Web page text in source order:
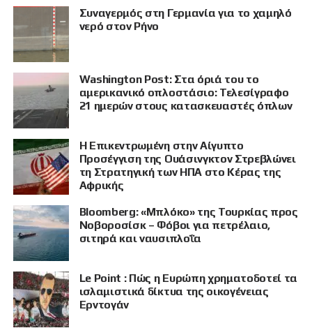
ΠΡΟΒΟΛΗ
Συναγερμός στη Γερμανία για το χαμηλό
νερό στον Ρήνο
Washington Post: Στα όριά του το
αμερικανικό οπλοστάσιο: Τελεσίγραφο
21 ημερών στους κατασκευαστές όπλων
Η Επικεντρωμένη στην Αίγυπτο
Προσέγγιση της Ουάσινγκτον Στρεβλώνει
τη Στρατηγική των ΗΠΑ στο Κέρας της
Αφρικής
Bloomberg: «Μπλόκο» της Τουρκίας προς
Νοβοροσίσκ – Φόβοι για πετρέλαιο,
σιτηρά και ναυσιπλοΐα
Le Point : Πώς η Ευρώπη χρηματοδοτεί τα
ισλαμιστικά δίκτυα της οικογένειας
Ερντογάν